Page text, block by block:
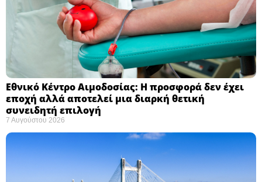
Εθνικό Κέντρο Αιμοδοσίας: H προσφορά δεν έχει
εποχή αλλά αποτελεί μια διαρκή θετική
συνειδητή επιλογή ​
7 Αυγούστου 2026